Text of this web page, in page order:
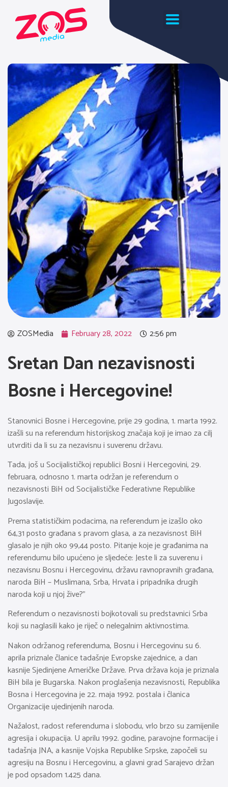
ZOSMedia February 28, 2022 2:56 pm
Sretan Dan nezavisnosti
Bosne i Hercegovine!
Stanovnici Bosne i Hercegovine, prije 29 godina, 1. marta 1992.
izašli su na referendum historijskog značaja koji je imao za cilj
utvrditi da li su za nezavisnu i suverenu državu.
Tada, još u Socijalističkoj republici Bosni i Hercegovini, 29.
februara, odnosno 1. marta održan je referendum o
nezavisnosti BiH od Socijalističke Federativne Republike
Jugoslavije.
Prema statističkim podacima, na referendum je izašlo oko
64,31 posto građana s pravom glasa, a za nezavisnost BiH
glasalo je njih oko 99,44 posto. Pitanje koje je građanima na
referendumu bilo upućeno je sljedeće: Jeste li za suverenu i
nezavisnu Bosnu i Hercegovinu, državu ravnopravnih građana,
naroda BiH – Muslimana, Srba, Hrvata i pripadnika drugih
naroda koji u njoj žive?”
Referendum o nezavisnosti bojkotovali su predstavnici Srba
koji su naglasili kako je riječ o nelegalnim aktivnostima.
Nakon održanog referenduma, Bosnu i Hercegovinu su 6.
aprila priznale članice tadašnje Evropske zajednice, a dan
kasnije Sjedinjene Američke Države. Prva država koja je priznala
BiH bila je Bugarska. Nakon proglašenja nezavisnosti, Republika
Bosna i Hercegovina je 22. maja 1992. postala i članica
Organizacije ujedinjenih naroda.
Nažalost, radost referenduma i slobodu, vrlo brzo su zamijenile
agresija i okupacija. U aprilu 1992. godine, paravojne formacije i
tadašnja JNA, a kasnije Vojska Republike Srpske, započeli su
agresiju na Bosnu i Hercegovinu, a glavni grad Sarajevo držan
je pod opsadom 1.425 dana.